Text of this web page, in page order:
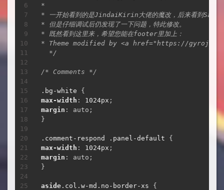
*
* 一开始看到的是JindaiKirin大佬的魔改，后来看到
* 但是仔细调试后仍发现了一下问题，特此修改。
* 既然看到这里来，希望您能在footer里加上：
* Theme modified by <a href="https://
  */
/* Comments */
.bg-white
{
max-width : 1024px ;
margin : auto ;
}
.comment-respond .panel-default
{
max-width : 1024px ;
margin : auto ;
}
aside .col .w-md .no-border-xs
{